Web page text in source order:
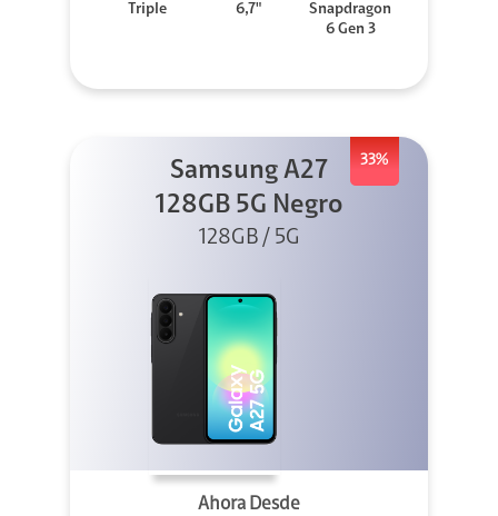
Triple
6,7"
Snapdragon
6 Gen 3
33%
Samsung A27
128GB 5G Negro
128GB / 5G
Ahora Desde